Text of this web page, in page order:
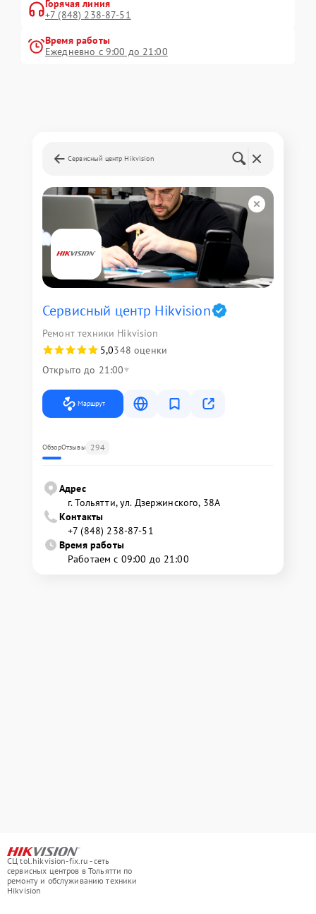
Горячая линия
+7 (848) 238-87-51
Время работы
Ежедневно с 9:00 до 21:00
Сервисный центр Hikvision
Сервисный центр Hikvision
Ремонт техники Hikvision
5,0348 оценки
Открыто до 21:00
Маршрут
ОбзорОтзывы 294
Адрес
г. Тольятти, ул. Дзержинского, 38А
Контакты
+7 (848) 238-87-51
Время работы
Работаем с 09:00 до 21:00
СЦ tol.hikvision-fix.ru - сеть
сервисных центров в Тольятти по
ремонту и обслуживанию техники
Hikvision